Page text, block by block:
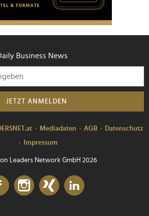
Business News
JETZT ANMELDEN
Mediadaten AGB
Datenschutz
Impressum
Leaders Network GmbH 2026